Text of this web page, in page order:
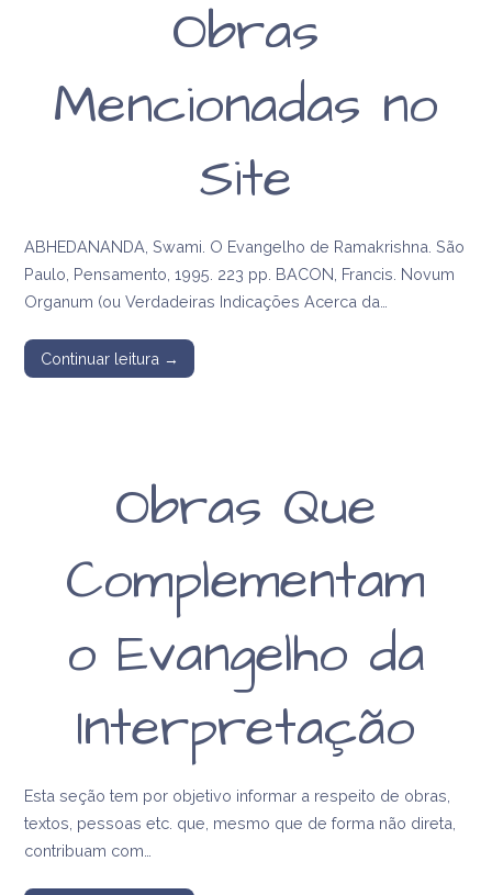
religiosa de Anna
Kingsford e
Edward Maitland
Obras
Mencionadas no
Site
ABHEDANANDA, Swami. O Evangelho de Ramakrishna. São
Paulo, Pensamento, 1995. 223 pp. BACON, Francis. Novum
Organum (ou Verdadeiras Indicações Acerca da…
Continuar leitura →
Obras Que
Complementam
o Evangelho da
Interpretação
Esta seção tem por objetivo informar a respeito de obras,
textos, pessoas etc. que, mesmo que de forma não direta,
contribuam com…